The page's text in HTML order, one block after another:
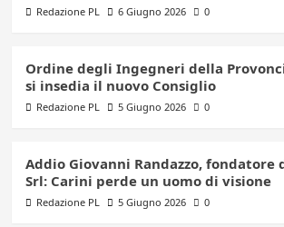
Redazione PL 6 Giugno 2026 0
Ordine degli Ingegneri della
si insedia il nuovo Consiglio
Redazione PL 5 Giugno 2026 0
Addio Giovanni Randazzo, fondatore
Srl: Carini perde un uomo di visione
Redazione PL 5 Giugno 2026 0